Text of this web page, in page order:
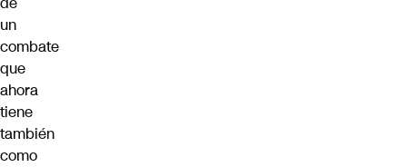
un
combate
que
ahora
tiene
también
como